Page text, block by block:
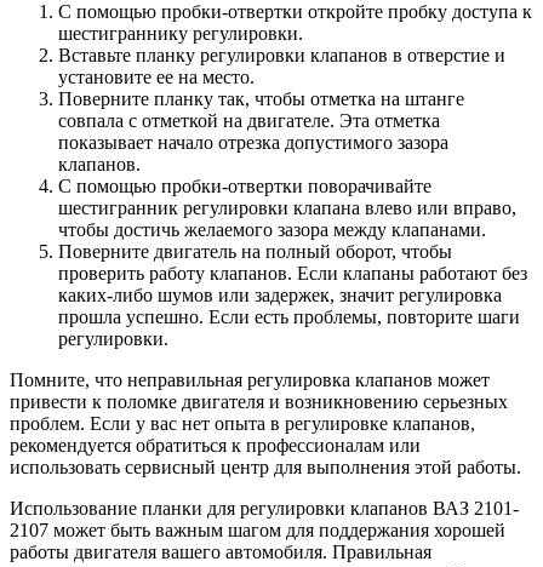
С помощью пробки-отвертки откройте пробку доступа к
шестиграннику регулировки.
Вставьте планку регулировки клапанов в отверстие и
установите ее на место.
Поверните планку так, чтобы отметка на штанге
совпала с отметкой на двигателе. Эта отметка
показывает начало отрезка допустимого зазора
клапанов.
С помощью пробки-отвертки поворачивайте
шестигранник регулировки клапана влево или вправо,
чтобы достичь желаемого зазора между клапанами.
Поверните двигатель на полный оборот, чтобы
проверить работу клапанов. Если клапаны работают без
каких-либо шумов или задержек, значит регулировка
прошла успешно. Если есть проблемы, повторите шаги
регулировки.
Помните, что неправильная регулировка клапанов может
привести к поломке двигателя и возникновению серьезных
проблем. Если у вас нет опыта в регулировке клапанов,
рекомендуется обратиться к профессионалам или
использовать сервисный центр для выполнения этой работы.
Использование планки для регулировки клапанов ВАЗ 2101-
2107 может быть важным шагом для поддержания хорошей
работы двигателя вашего автомобиля. Правильная